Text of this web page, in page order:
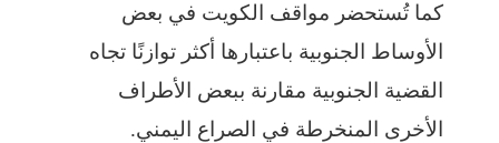
كما تُستحضر مواقف الكويت في بعض
الأوساط الجنوبية باعتبارها أكثر توازنًا تجاه
القضية الجنوبية مقارنة ببعض الأطراف
الأخرى المنخرطة في الصراع اليمني.